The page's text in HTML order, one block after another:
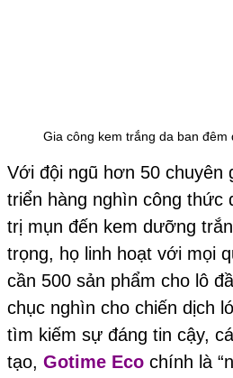
Gia công kem trắng da ban đêm
Với đội ngũ hơn 50 chuyên
triển hàng nghìn công thức
trị mụn đến kem dưỡng
trọng, họ linh hoạt với mọi
cần 500 sản phẩm cho lô
chục nghìn cho chiến dịch
tìm kiếm sự đáng tin cậy,
tạo, Gotime Eco chính là